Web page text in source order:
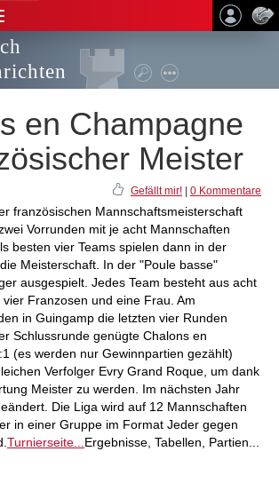
en Champagne
Meister
Gefällt mir! 0 Kommentare
französischen Mannschaftsmeisterschaft
Vorrunden mit je acht Mannschaften
besten vier Teams spielen dann in der
Meisterschaft. In der "Poule basse"
ausgespielt. Jedes Team besteht aus acht
Franzosen und eine Frau. Am
in Guingamp die letzten vier Runden
Schlussrunde genügte Chalons en
(es werden nur Gewinnpartien gezählt)
Verfolger Evry Grand Roque, um dank
Meister zu werden. Im nächsten Jahr
Die Liga wird auf 12 Mannschaften
in einer Gruppe im Format Jeder gegen
Turnierseite... Ergebnisse, Tabellen, Partien...